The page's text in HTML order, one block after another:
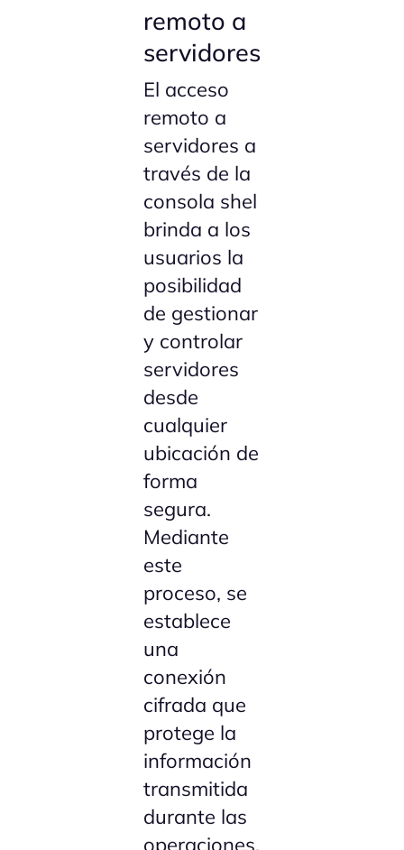
remoto a
servidores
El acceso
remoto a
servidores a
través de la
consola shel
brinda a los
usuarios la
posibilidad
de gestionar
y controlar
servidores
desde
cualquier
ubicación de
forma
segura.
Mediante
este
proceso, se
establece
una
conexión
cifrada que
protege la
información
transmitida
durante las
operaciones.